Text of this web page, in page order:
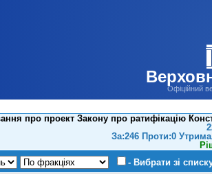
Офіційний
про проект Закону про ратифікацію
За:246 Проти:0
- Вибрати зі